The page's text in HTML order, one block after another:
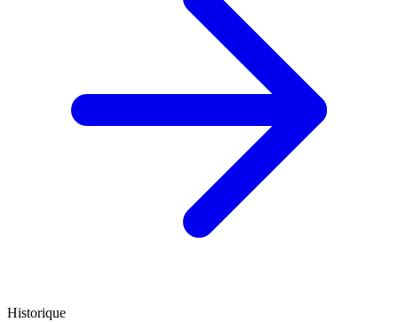
Historique